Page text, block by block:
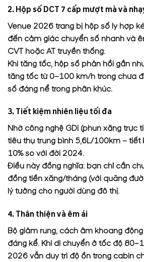
2. Hộp số DCT 7 cấp mượt mà và
Venue 2026 trang bị hộp số ly hợp
đến cảm giác chuyển số nhanh và
CVT hoặc AT truyền thống.
Khi tăng tốc, hộp số phản hồi gần
tăng tốc từ 0–100 km/h trong chưa
số đáng nể trong phân khúc.
3. Tiết kiệm nhiên liệu tối đa
Nhờ công nghệ GDi (phun xăng trực
tiêu thụ trung bình 5,6L/100km – tiết
10% so với đời 2024.
Điều này đồng nghĩa: bạn chỉ cần
đồng tiền xăng/tháng (với quãng
lý tưởng cho người dùng đô thị.
4. Thân thiện và êm ái
Bộ giảm rung, cách âm khoang
đáng kể. Khi di chuyển ở tốc độ
2026 vẫn duy trì độ ồn trong cabin